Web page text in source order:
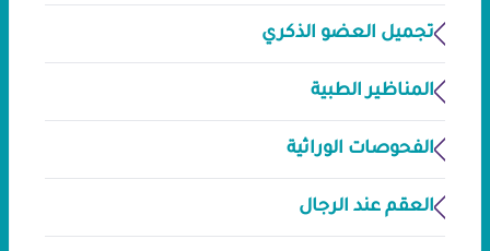
تجميل العضو الذكري
المناظير الطبية
الفحوصات الوراثية
العقم عند الرجال